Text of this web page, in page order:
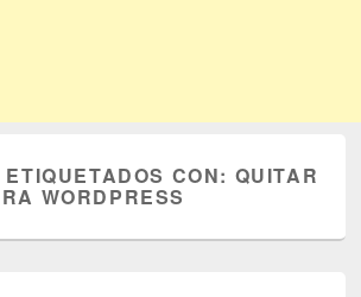
CON: QUITAR
WORDPRESS